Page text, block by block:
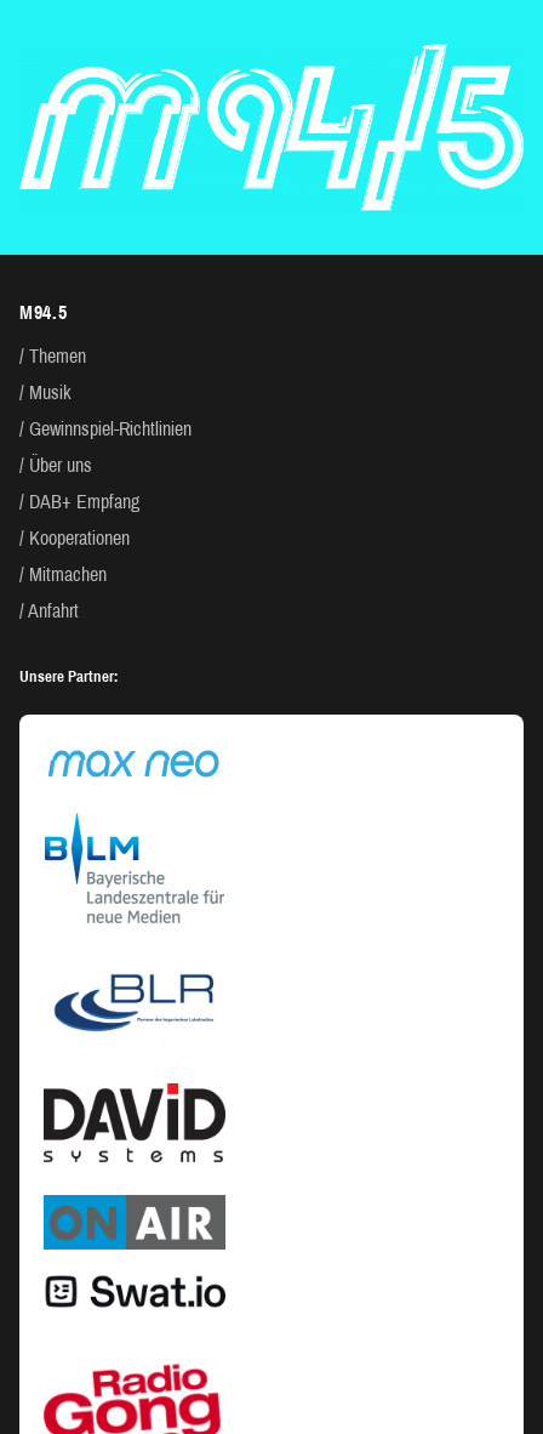
M94.5
Themen
Musik
Gewinnspiel-Richtlinien
Über uns
DAB+ Empfang
Kooperationen
Mitmachen
Anfahrt
Unsere Partner: